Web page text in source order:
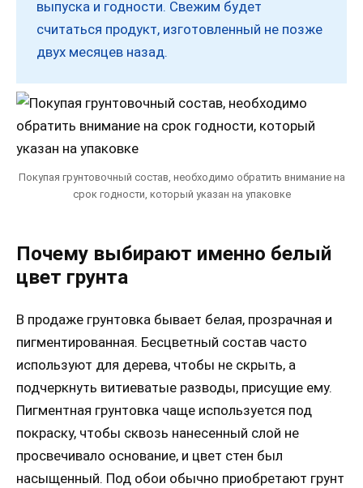
выпуска и годности. Свежим будет
считаться продукт, изготовленный не позже
двух месяцев назад.
Покупая грунтовочный состав, необходимо обратить внимание на
срок годности, который указан на упаковке
Почему выбирают именно белый
цвет грунта
В продаже грунтовка бывает белая, прозрачная и
пигментированная. Бесцветный состав часто
используют для дерева, чтобы не скрыть, а
подчеркнуть витиеватые разводы, присущие ему.
Пигментная грунтовка чаще используется под
покраску, чтобы сквозь нанесенный слой не
просвечивало основание, и цвет стен был
насыщенный. Под обои обычно приобретают грунт